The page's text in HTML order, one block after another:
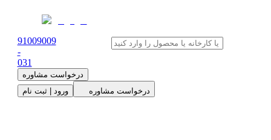
91009009
-
031
درخواست مشاوره
ورود | ثبت نام
درخواست مشاوره